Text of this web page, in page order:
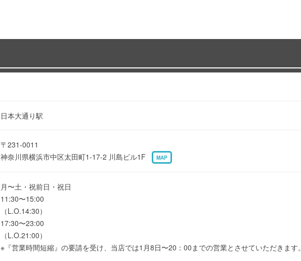
日本大通り駅
〒231-0011
神奈川県横浜市中区太田町1-17-2 川島ビル1F
MAP
月〜土・祝前日・祝日
11:30〜15:00
（L.O.14:30）
17:30〜23:00
（L.O.21:00）
※『営業時間短縮』の要請を受け、当店では1月8日〜20：00までの営業とさせていただきます。